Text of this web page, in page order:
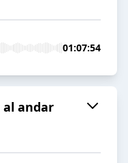
01:07:54
al andar